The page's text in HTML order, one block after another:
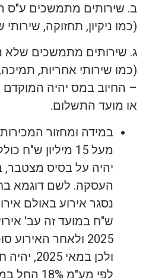
ב. שירותים מתמשכים ע"ס
(כמו ניקיון, תחזוקה,
ג. שירותים מתמשכים שלא
(כמו שירותי אחריות,
– החיוב במס יהיה
או מועד התשלום.
במידה ומחזור
מעל 15 מיליון
יהיה על בסיס מצטבר,
ש"ח במועד זה עב'
2025 ולאחר
ולכן
לפי מע"מ